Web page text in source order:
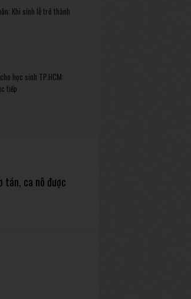
Khi sính lễ trở thành
học sinh TP.HCM:
tiếp
tán, ca nô được